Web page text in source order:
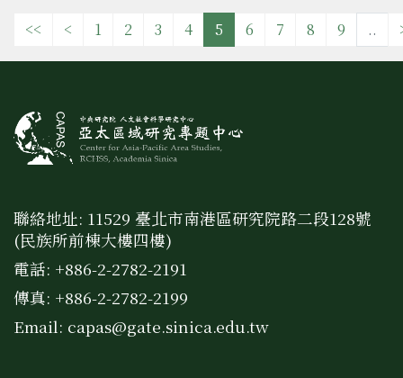
<< < 1 2 3 4 5 6 7 8 9 ..
聯絡地址: 11529 臺北市南港區研究院路二段128號
(民族所前棟大樓四樓)
電話: +886-2-2782-2191
傳真: +886-2-2782-2199
Email: capas@gate.sinica.edu.tw